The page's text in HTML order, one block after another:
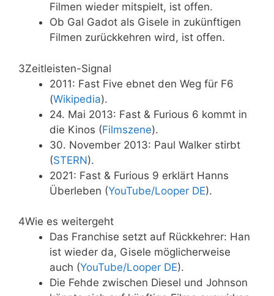
Filmen wieder mitspielt, ist offen.
Ob Gal Gadot als Gisele in zukünftigen
Filmen zurückkehren wird, ist offen.
3Zeitleisten-Signal
2011: Fast Five ebnet den Weg für F6
(Wikipedia).
24. Mai 2013: Fast & Furious 6 kommt in
die Kinos (Filmszene).
30. November 2013: Paul Walker stirbt
(STERN).
2021: Fast & Furious 9 erklärt Hanns
Überleben (YouTube/Looper DE).
4Wie es weitergeht
Das Franchise setzt auf Rückkehrer: Han
ist wieder da, Gisele möglicherweise
auch (YouTube/Looper DE).
Die Fehde zwischen Diesel und Johnson